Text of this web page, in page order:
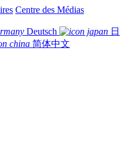
Centre des Médias
Deutsch
日
简体中文